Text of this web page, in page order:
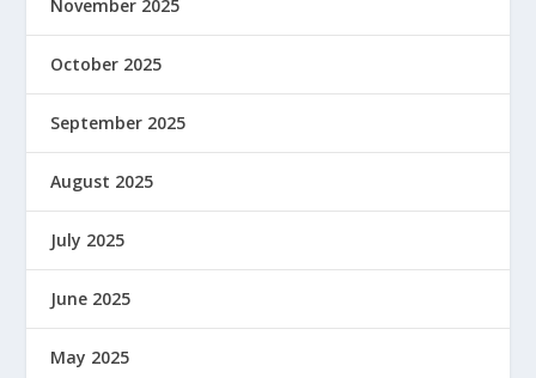
November 2025
October 2025
September 2025
August 2025
July 2025
June 2025
May 2025